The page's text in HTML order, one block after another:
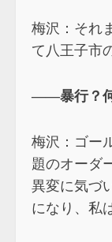
梅沢：それ
て八王子市
――暴行？
梅沢：ゴー
題のオーダ
異変に気づ
になり、私